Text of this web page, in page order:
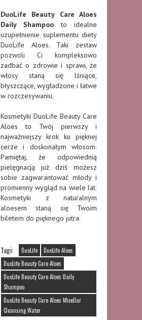
DuoLife Beauty Care Aloes
Daily Shampoo to idealne
uzupełnienie suplementu diety
DuoLife Aloes. Taki zestaw
pozwoli Ci kompleksowo
zadbać o zdrowie i sprawi, że
włosy staną się lśniące,
błyszczące, wygładzone i łatwe
w rozczesywaniu.
Kosmetyki DuoLife Beauty Care
Aloes to Twój pierwszy i
najważniejszy krok ku pięknej
cerze i doskonałym włosom.
Pamiętaj, że odpowiednią
pielęgnacją już dziś możesz
sobie zagwarantować młody i
promienny wygląd na wiele lat.
Kosmetyki z naturalnym
aloesem staną się Twoim
biletem do pięknego jutra.
Tagi: DuoLife
DuoLife Aloes
DuoLife Beauty Care Aloes
DuoLife Beauty Care Aloes Daily
Shampoo
DuoLife Beauty Care Aloes Micellar
Cleansing Water